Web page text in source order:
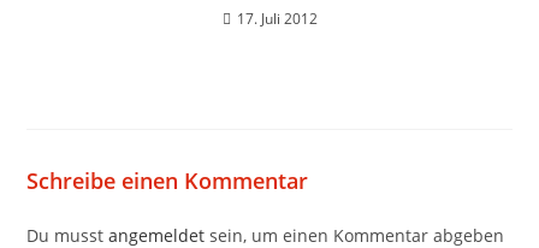
17. Juli 2012
Schreibe einen Kommentar
Du musstangemeldet sein, um einen Kommentar abgeben